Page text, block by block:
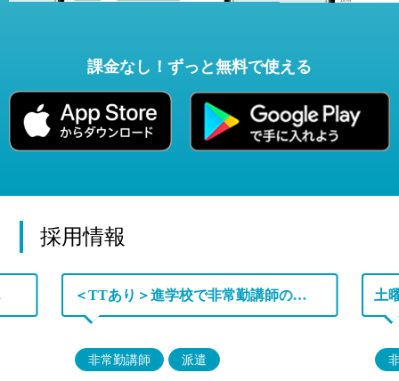
課金なし！ずっと無料で使える
採用情報
リア ＜TTあり＞進学校で非常勤講師のお仕事！
非常勤講師 派遣